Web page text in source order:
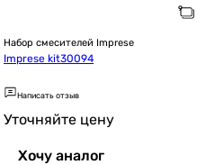
Набор смесителей Imprese
Imprese kit30094
Написать отзыв
Уточняйте цену
Хочу аналог